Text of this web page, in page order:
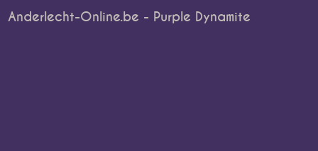
Anderlecht-Online.be - Purple Dynamite